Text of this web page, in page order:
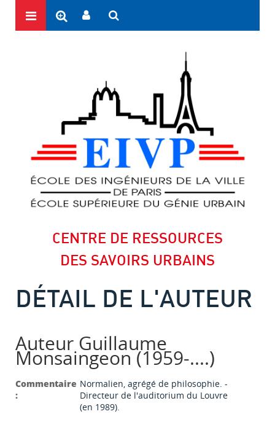
CENTRE DE RESSOURCES
DES SAVOIRS URBAINS
DÉTAIL DE L'AUTEUR
Auteur Guillaume
Monsaingeon (1959-....)
Commentaire
:
Normalien, agrégé de philosophie. -
Directeur de l'auditorium du Louvre
(en 1989).